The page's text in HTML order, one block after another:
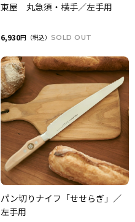
東屋 丸急須・横手／左手用
6,930円（税込） SOLD OUT
パン切りナイフ「せせらぎ」／
左手用